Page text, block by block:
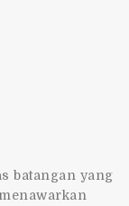
batangan yang